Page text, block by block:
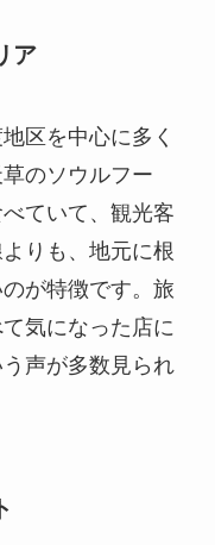
ア
区を中心に多く
のソウルフー
ていて、観光客
りも、地元に根
が特徴です。旅
気になった店に
声が多数見られ